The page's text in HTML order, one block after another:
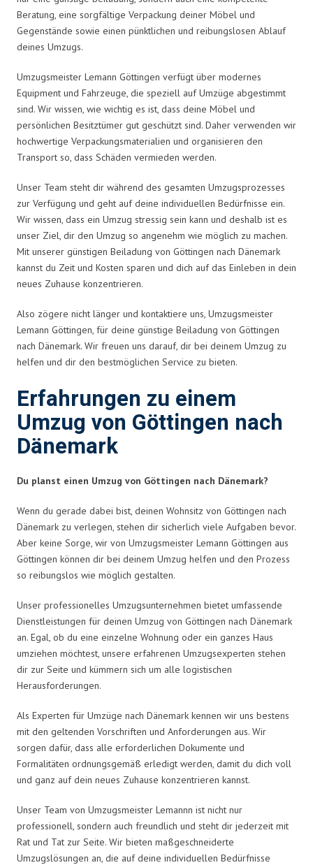
Beratung, eine sorgfältige Verpackung deiner Möbel und
Gegenstände sowie einen pünktlichen und reibungslosen Ablauf
deines Umzugs.
Umzugsmeister Lemann Göttingen verfügt über modernes
Equipment und Fahrzeuge, die speziell auf Umzüge abgestimmt
sind. Wir wissen, wie wichtig es ist, dass deine Möbel und
persönlichen Besitztümer gut geschützt sind. Daher verwenden wir
hochwertige Verpackungsmaterialien und organisieren den
Transport so, dass Schäden vermieden werden.
Unser Team steht dir während des gesamten Umzugsprozesses
zur Verfügung und geht auf deine individuellen Bedürfnisse ein.
Wir wissen, dass ein Umzug stressig sein kann und deshalb ist es
unser Ziel, dir den Umzug so angenehm wie möglich zu machen.
Mit unserer günstigen Beiladung von Göttingen nach Dänemark
kannst du Zeit und Kosten sparen und dich auf das Einleben in dein
neues Zuhause konzentrieren.
Also zögere nicht länger und kontaktiere uns, Umzugsmeister
Lemann Göttingen, für deine günstige Beiladung von Göttingen
nach Dänemark. Wir freuen uns darauf, dir bei deinem Umzug zu
helfen und dir den bestmöglichen Service zu bieten.
Erfahrungen zu einem
Umzug von Göttingen nach
Dänemark
Du planst einen Umzug von Göttingen nach Dänemark?
Wenn du gerade dabei bist, deinen Wohnsitz von Göttingen nach
Dänemark zu verlegen, stehen dir sicherlich viele Aufgaben bevor.
Aber keine Sorge, wir von Umzugsmeister Lemann Göttingen aus
Göttingen können dir bei deinem Umzug helfen und den Prozess
so reibungslos wie möglich gestalten.
Unser professionelles Umzugsunternehmen bietet umfassende
Dienstleistungen für deinen Umzug von Göttingen nach Dänemark
an. Egal, ob du eine einzelne Wohnung oder ein ganzes Haus
umziehen möchtest, unsere erfahrenen Umzugsexperten stehen
dir zur Seite und kümmern sich um alle logistischen
Herausforderungen.
Als Experten für Umzüge nach Dänemark kennen wir uns bestens
mit den geltenden Vorschriften und Anforderungen aus. Wir
sorgen dafür, dass alle erforderlichen Dokumente und
Formalitäten ordnungsgemäß erledigt werden, damit du dich voll
und ganz auf dein neues Zuhause konzentrieren kannst.
Unser Team von Umzugsmeister Lemannn ist nicht nur
professionell, sondern auch freundlich und steht dir jederzeit mit
Rat und Tat zur Seite. Wir bieten maßgeschneiderte
Umzugslösungen an, die auf deine individuellen Bedürfnisse